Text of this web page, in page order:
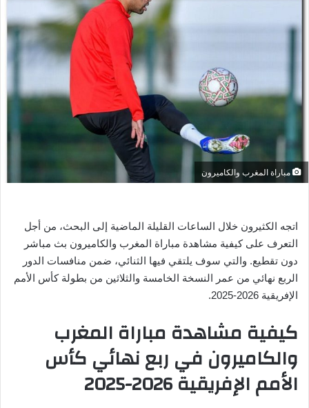
ا
إ
ل
ت
ر
و
مباراة المغرب والكاميرون
اتجه الكثيرون خلال الساعات القليلة الماضية إلى البحث، من أجل
التعرف على كيفية مشاهدة مباراة المغرب والكاميرون بث مباشر
دون تقطيع. والتي سوف يلتقي فيها الثنائي، ضمن منافسات الدور
الربع نهائي من عمر النسخة الخامسة والثلاثين من بطولة كأس الأمم
الإفريقية 2026-2025.
كيفية مشاهدة مباراة المغرب
والكاميرون في ربع نهائي كأس
الأمم الإفريقية 2026-2025